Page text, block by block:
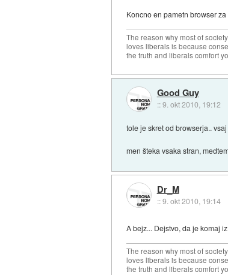
Koncno en pametn browser
The reason why most of
loves liberals is because
the truth and liberals comfort
Good Guy
::9. okt 2010, 19:12
tole je skret od browserja..
men šteka vsaka stran,
Dr_M
::9. okt 2010, 19:14
A bejz... Dejstvo, da je komaj
The reason why most of
loves liberals is because
the truth and liberals comfort